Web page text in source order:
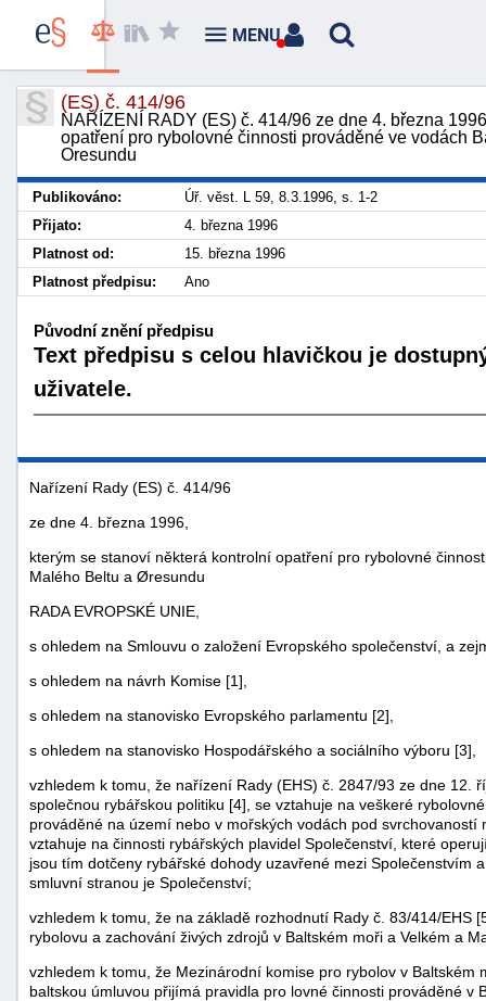
(ES) č. 414/96
NAŘÍZENÍ RADY (ES) č. 414/96 ze dne 4. března
opatření pro rybolovné činnosti prováděné ve vodách
Oresundu
Publikováno:
Úř. věst. L 59, 8.3.1996, s. 1-2
Přijato:
4. března 1996
Platnost od:
15. března 1996
Platnost předpisu:
Ano
Původní znění předpisu
Text předpisu s celou hlavičkou je
uživatele.
Nařízení Rady (ES) č. 414/96
ze dne 4. března 1996,
kterým se stanoví některá kontrolní opatření pro rybolovné
Malého Beltu a Øresundu
RADA EVROPSKÉ UNIE,
s ohledem na Smlouvu o založení Evropského společenství, a
s ohledem na návrh Komise [1],
s ohledem na stanovisko Evropského parlamentu [2],
s ohledem na stanovisko Hospodářského a sociálního výboru [3],
vzhledem k tomu, že nařízení Rady (EHS) č. 2847/93 ze dne 12.
společnou rybářskou politiku [4], se vztahuje na veškeré
prováděné na území nebo v mořských vodách pod
vztahuje na činnosti rybářských plavidel Společenství, které
jsou tím dotčeny rybářské dohody uzavřené mezi Společenstvím
smluvní stranou je Společenství;
vzhledem k tomu, že na základě rozhodnutí Rady č. 83/414/EHS
rybolovu a zachování živých zdrojů v Baltském moři a Velkém a
vzhledem k tomu, že Mezinárodní komise pro rybolov v Baltském
baltskou úmluvou přijímá pravidla pro lovné činnosti prováděné v
MENU
náhrady
škody